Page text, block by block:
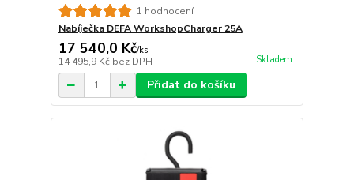
1 hodnocení
Nabíječka DEFA WorkshopCharger 25A
17 540,0 Kč/ks
14 495,9 Kč bez DPH Skladem
Přidat do košíku